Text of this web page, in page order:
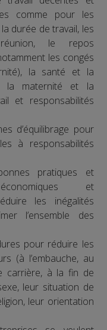
comme pour les
durée de travail, les
le repos
les congés
la santé et la
la maternité et la
et responsabilités
d’équilibrage pour
à responsabilités
pratiques et
et
les inégalités
l’ensemble des
pour réduire les
(à l’embauche, au
carrière, à la fin de
leur situation de
leur orientation